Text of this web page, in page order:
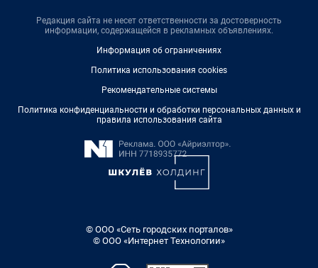
Редакция сайта не несет ответственности за достоверность
информации, содержащейся в рекламных объявлениях.
Информация об ограничениях
Политика использования cookies
Рекомендательные системы
Политика конфиденциальности и обработки персональных данных и
правила использования сайта
© ООО «Сеть городских порталов»
© ООО «Интернет Технологии»